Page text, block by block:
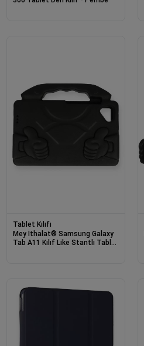
Tablet Kılıfı
Mey İthalat® Samsung Galaxy
Tab A11 Kılıf Like Stantlı Tablet